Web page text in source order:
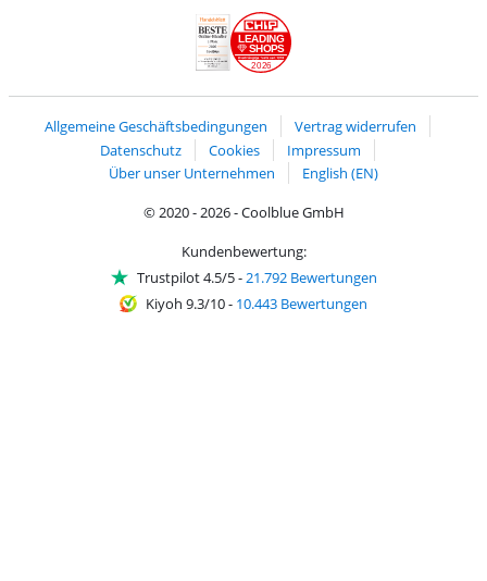
2026
LEADING
SHOPS
Allgemeine Geschäftsbedingungen
Vertrag widerrufen
Datenschutz
Cookies
Impressum
Über unser Unternehmen
English (EN)
© 2020 - 2026 - Coolblue GmbH
Kundenbewertung:
Trustpilot 4.5/5-21.792 Bewertungen
Kiyoh 9.3/10- 10.443 Bewertungen